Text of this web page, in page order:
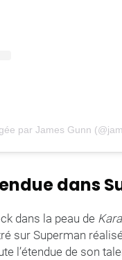
par James Gunn
dans
dans la peau de
sur Superman
l’étendue de son